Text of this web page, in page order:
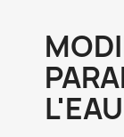
L'EAU